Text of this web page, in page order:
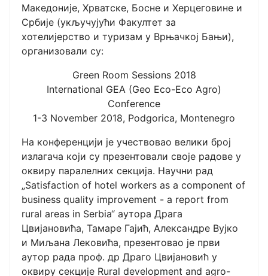
Македоније, Хрватске, Босне и Херцеговине и
Србије (укључујући Факултет за
хотелијерство и туризам у Врњачкој Бањи),
организовали су:
Green Room Sessions 2018
International GEA (Geo Eco-Eco Agro)
Conference
1-3 November 2018, Podgorica, Montenegro
На конференцији је учествовао велики број
излагача који су презентовали своје радове у
оквиру паралелних секција. Научни рад
„Satisfaction of hotel workers as a component of
business quality improvement - a report from
rural areas in Serbia“ аутора Драга
Цвијановића, Тамаре Гајић, Александре Вујко
и Миљана Лековића, презентовао је први
аутор рада проф. др Драго Цвијановић у
оквиру секције Rural development and agro-